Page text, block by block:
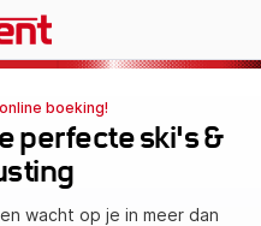
boeking!
perfecte ski's &
wacht op je in meer dan